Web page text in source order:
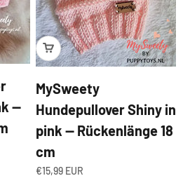
—
MySweety
Hundepullover Shiny in
pink — Rückenlänge 18
cm
Angebot
€15,99 EUR